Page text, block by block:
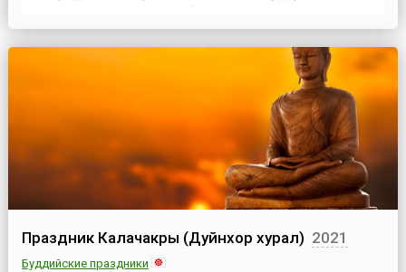
сегодняшний праздник. В этой связи, согласно традиции,
с 2007 года организуется ежегодный военный
парад.Охрана Государственной границы является неот...
Праздник Калачакры (Дуйнхор хурал) 2021
Буддийские праздники